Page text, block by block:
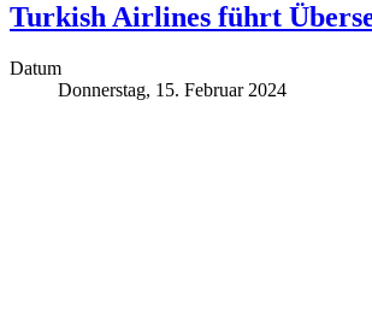
Turkish Airlines führt
Datum
Donnerstag, 15. Februar 2024